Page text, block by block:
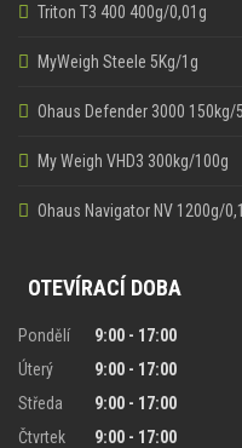
Triton T3 400 400g/0,01g
MyWeigh Steele 5Kg/1g
Ohaus Defender 3000 150kg/
My Weigh VHD3 300kg/100g
Ohaus Navigator NV 1200g/
OTEVÍRACÍ DOBA
Pondělí
9:00 - 17:00
Úterý
9:00 - 17:00
Středa
9:00 - 17:00
Čtvrtek
9:00 - 17:00